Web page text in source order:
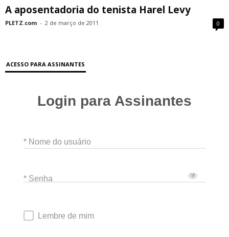
A aposentadoria do tenista Harel Levy
PLETZ.com - 2 de março de 2011 0
ACESSO PARA ASSINANTES
Login para Assinantes
* Nome do usuário
* Senha
Lembre de mim